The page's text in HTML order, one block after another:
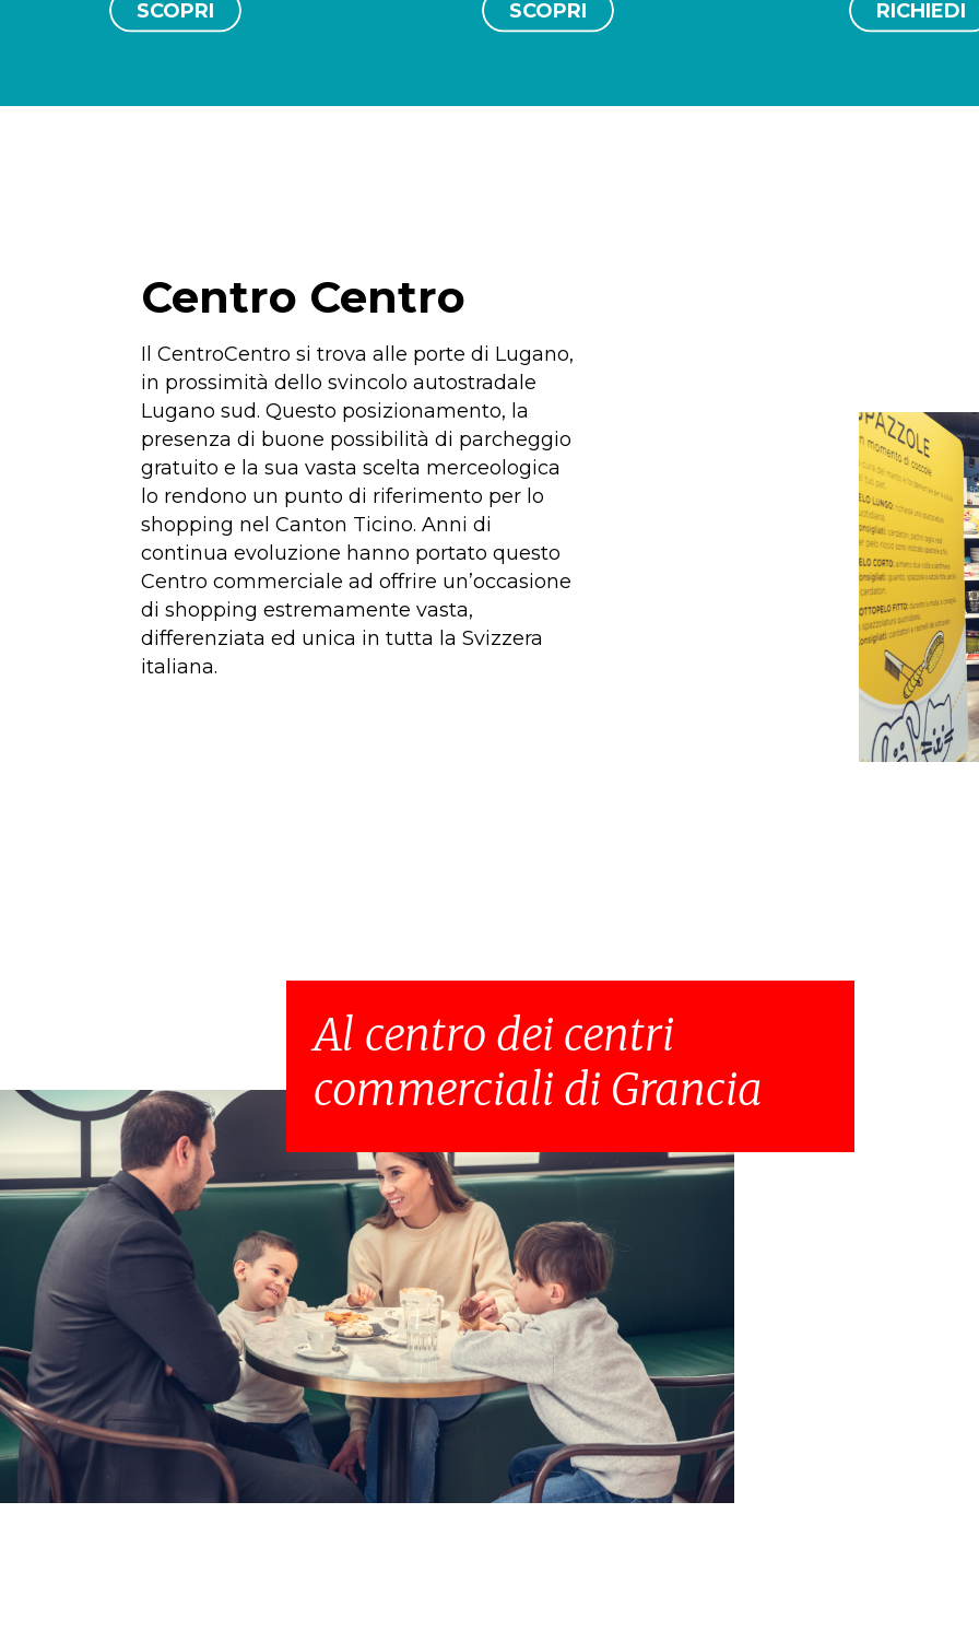
SCOPRI SCOPRI RICHIEDI
Centro Centro
Il CentroCentro si trova alle porte di Lugano,
in prossimità dello svincolo autostradale
Lugano sud. Questo posizionamento, la
presenza di buone possibilità di parcheggio
gratuito e la sua vasta scelta merceologica
lo rendono un punto di riferimento per lo
shopping nel Canton Ticino. Anni di
continua evoluzione hanno portato questo
Centro commerciale ad offrire un’occasione
di shopping estremamente vasta,
differenziata ed unica in tutta la Svizzera
italiana.
Al centro dei centri
commerciali di Grancia